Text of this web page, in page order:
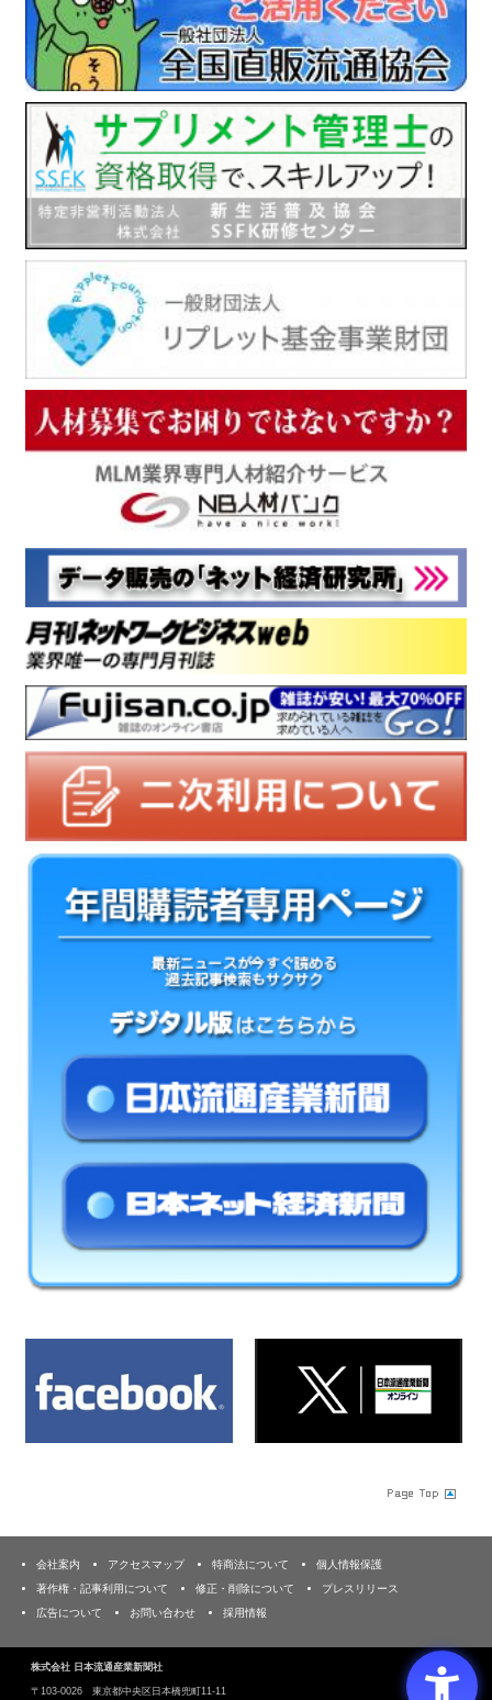
会社案内 アクセスマップ 特商法について
個人情報保護
著作権・記事利用について
修正・削除について
プレスリリース
広告について
お問い合わせ 採用情報
株式会社 日本流通産業新聞社
〒103‐0026 東京都中央区日本橋兜町11-11